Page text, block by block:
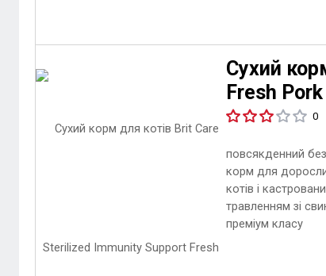
Сухий
Fresh Pork
0
повсякденний
корм для
котів і
травленням зі
преміум класу